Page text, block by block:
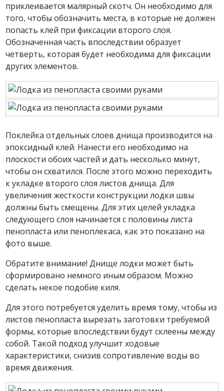
приклеивается малярный скотч. Он необходимо для
того, чтобы обозначить места, в которые не должен
попасть клей при фиксации второго слоя.
Обозначенная часть впоследствии образует
четверть, которая будет необходима для фиксации
других элементов.
Поклейка отдельных слоев днища производится на
эпоксидный клей. Нанести его необходимо на
плоскости обоих частей и дать несколько минут,
чтобы он схватился. После этого можно переходить
к укладке второго слоя листов днища. Для
увеличения жесткости конструкции лодки швы
должны быть смещены. Для этих целей укладка
следующего слоя начинается с половины листа
пенопласта или пеноплекаса, как это показано на
фото выше.
Обратите внимание! Днище лодки может быть
сформировано немного иным образом. Можно
сделать некое подобие киля.
Для этого потребуется уделить время тому, чтобы из
листов пенопласта вырезать заготовки требуемой
формы, которые впоследствии будут склеены между
собой. Такой подход улучшит ходовые
характеристики, снизив сопротивление воды во
время движения.